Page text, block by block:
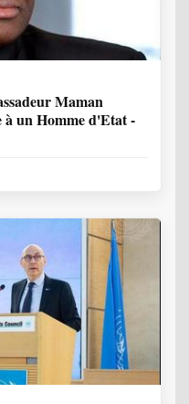
Maman
un Homme d'Etat -